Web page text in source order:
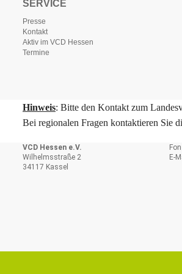
SERVICE
Presse
Kontakt
Aktiv im VCD Hessen
Termine
Hinweis: Bitte den Kontakt zum
Bei regionalen Fragen kontaktieren Sie
VCD Hessen e.V.
Wilhelmsstraße 2
34117 Kassel
E-